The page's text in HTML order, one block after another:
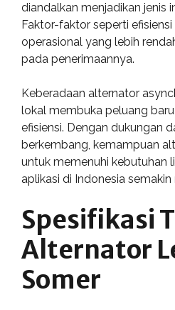
diandalkan menjadikan jenis
Faktor-faktor seperti
operasional yang lebih
pada penerimaannya.
Keberadaan alternator
lokal membuka peluang
efisiensi. Dengan dukungan
berkembang, kemampuan
untuk memenuhi kebutuhan
aplikasi di Indonesia semakin
Spesifikasi
Alternator
Somer